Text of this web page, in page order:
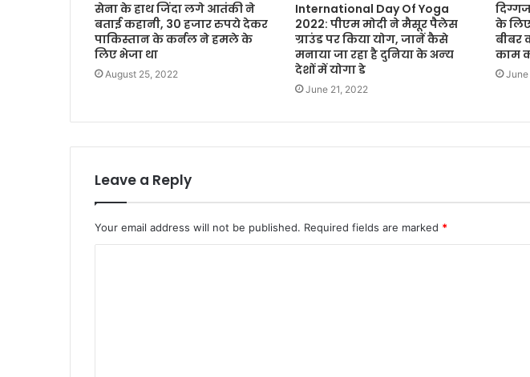
सेना के हाथ जिंदा लगे आतंकी ने
बताई कहानी, 30 हजार रुपये देकर
पाकिस्तान के कर्नल ने हमले के
लिए भेजा था
August 25, 2022
International Day Of Yoga
2022: पीएम मोदी ने मैसूर पैलेस
ग्राउंड पर किया योग, जानें कैसे
मनाया जा रहा है दुनिया के अन्‍य
देशों में योगा डे
June 21, 2022
के
बीबर
काम
June
Leave a Reply
Your email address will not be published. Required fields are marked *